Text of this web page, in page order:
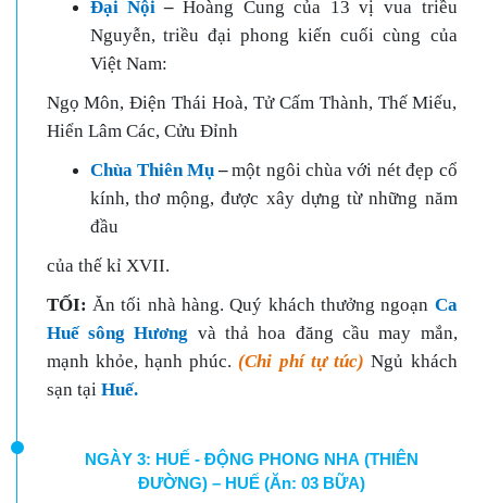
Đại Nội –Hoàng Cung của 13 vị vua triều
Nguyễn, triều đại phong kiến cuối cùng của
Việt Nam:
Ngọ Môn, Điện Thái Hoà, Tử Cấm Thành, Thế Miếu,
Hiển Lâm Các, Cửu Đỉnh
Chùa Thiên Mụ–một ngôi chùa với nét đẹp cổ
kính, thơ mộng, được xây dựng từ những năm
đầu
của thế kỉ XVII.
TỐI: Ăn tối nhà hàng. Quý khách thưởng ngoạn Ca
Huế sông Hương và thả hoa đăng cầu may mắn,
mạnh khỏe, hạnh phúc.(Chi phí tự túc) Ngủ khách
sạn tại Huế.
NGÀY 3: HUẾ - ĐỘNG PHONG NHA (THIÊN
ĐƯỜNG) – HUẾ (Ăn: 03 BỮA)